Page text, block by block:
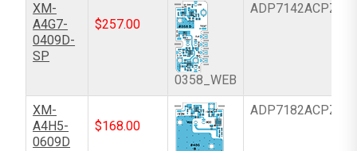
XM-
A4G7-
0409D-
SP
$257.00
0358_WEB
ADP7142ACPZN-
XM-
A4H5-
0609D
$168.00
ADP7182ACPZ-R7